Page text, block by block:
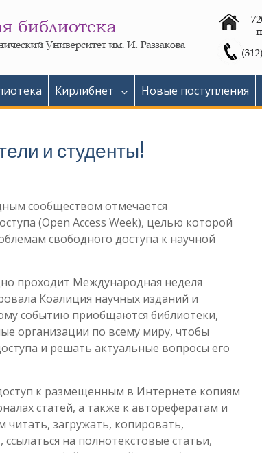
Кирлибнет Новые поступления
и студенты!
сообществом отмечается
(Open Access Week), целью которой
свободного доступа к научной
проходит Международная неделя
Коалиция научных изданий и
событию приобщаются библиотеки,
организации по всему миру, чтобы
и решать актуальные вопросы его
к размещенным в Интернете копиям
статей, а также к авторефератам и
загружать, копировать,
на полнотекстовые статьи,